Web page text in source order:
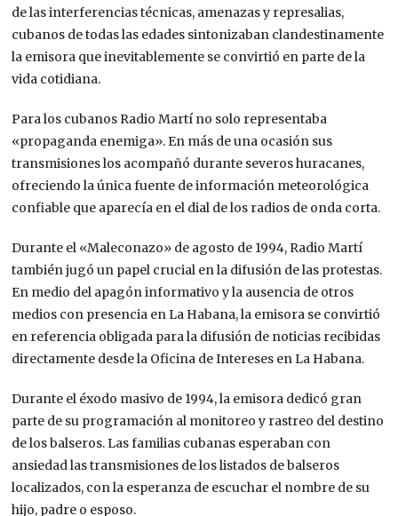
de las interferencias técnicas, amenazas y represalias,
cubanos de todas las edades sintonizaban clandestinamente
la emisora que inevitablemente se convirtió en parte de la
vida cotidiana.
Para los cubanos Radio Martí no solo representaba
«propaganda enemiga». En más de una ocasión sus
transmisiones los acompañó durante severos huracanes,
ofreciendo la única fuente de información meteorológica
confiable que aparecía en el dial de los radios de onda corta.
Durante el «Maleconazo» de agosto de 1994, Radio Martí
también jugó un papel crucial en la difusión de las protestas.
En medio del apagón informativo y la ausencia de otros
medios con presencia en La Habana, la emisora se convirtió
en referencia obligada para la difusión de noticias recibidas
directamente desde la Oficina de Intereses en La Habana.
Durante el éxodo masivo de 1994, la emisora dedicó gran
parte de su programación al monitoreo y rastreo del destino
de los balseros. Las familias cubanas esperaban con
ansiedad las transmisiones de los listados de balseros
localizados, con la esperanza de escuchar el nombre de su
hijo, padre o esposo.